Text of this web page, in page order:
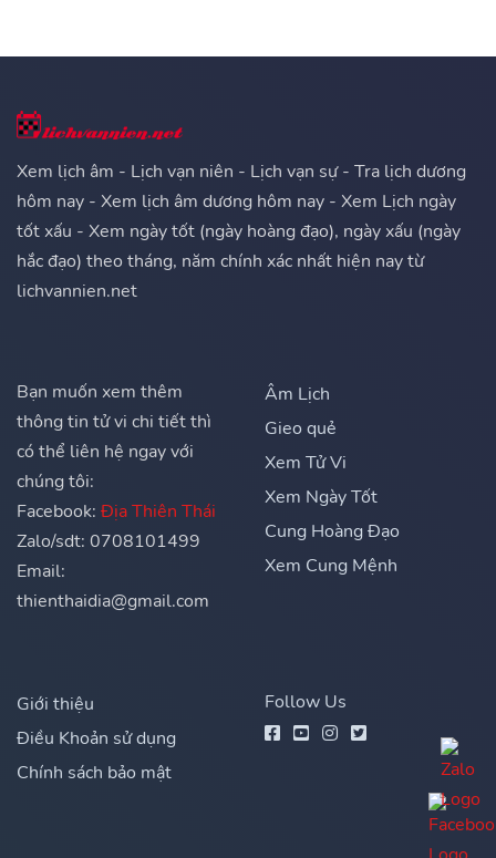
Xem lịch âm - Lịch vạn niên - Lịch vạn sự - Tra lịch dương
hôm nay - Xem lịch âm dương hôm nay - Xem Lịch ngày
tốt xấu - Xem ngày tốt (ngày hoàng đạo), ngày xấu (ngày
hắc đạo) theo tháng, năm chính xác nhất hiện nay từ
lichvannien.net
Bạn muốn xem thêm
thông tin tử vi chi tiết thì
có thể liên hệ ngay với
chúng tôi:
Facebook: Địa Thiên Thái
Zalo/sdt: 0708101499
Email:
thienthaidia@gmail.com
Âm Lịch
Gieo quẻ
Xem Tử Vi
Xem Ngày Tốt
Cung Hoàng Đạo
Xem Cung Mệnh
Giới thiệu
Điều Khoản sử dụng
Chính sách bảo mật
Follow Us